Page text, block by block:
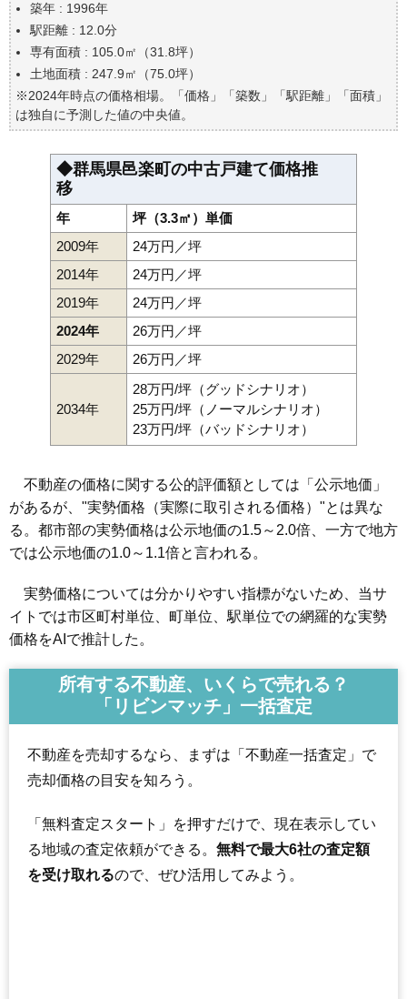
エリアの将来性を人口予想から検討しよう
自分の年収でいくらの不動産が買える？
築年 : 1996年
駅距離 : 12.0分
専有面積 : 105.0㎡（31.8坪）
土地面積 : 247.9㎡（75.0坪）
※2024年時点の価格相場。「価格」「築数」「駅距離」「面積」
は独自に予測した値の中央値。
◆群馬県邑楽町の中古戸建て価格推
移
年
坪（3.3㎡）単価
2009年
24万円／坪
2014年
24万円／坪
2019年
24万円／坪
2024年
26万円／坪
2029年
26万円／坪
2034年
28万円/坪（グッドシナリオ）
25万円/坪（ノーマルシナリオ）
23万円/坪（バッドシナリオ）
不動産の価格に関する公的評価額としては「公示地価」
があるが、"実勢価格（実際に取引される価格）"とは異な
る。都市部の実勢価格は公示地価の1.5～2.0倍、一方で地方
では公示地価の1.0～1.1倍と言われる。
実勢価格については分かりやすい指標がないため、当サ
イトでは市区町村単位、町単位、駅単位での網羅的な実勢
価格をAIで推計した。
所有する不動産、いくらで売れる？
「リビンマッチ」一括査定
不動産を売却するなら、まずは「不動産一括査定」で
売却価格の目安を知ろう。
「無料査定スタート」を押すだけで、現在表示してい
る地域の査定依頼ができる。 無料で最大6社の査定額
を受け取れるので、ぜひ活用してみよう。